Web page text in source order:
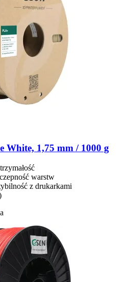
White, 1,75 mm / 1000 g
warstw
z drukarkami